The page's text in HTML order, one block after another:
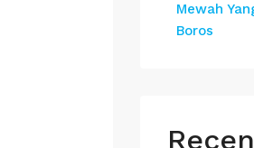
Mewah
Boros